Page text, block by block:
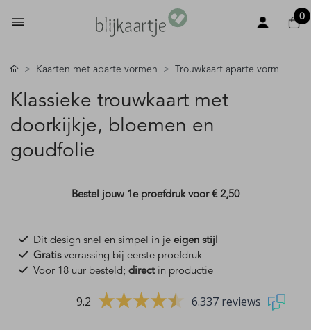
0
Kaarten met aparte vormen Trouwkaart aparte vorm
Klassieke trouwkaart met
doorkijkje, bloemen en
goudfolie
Bestel jouw 1e proefdruk voor€ 2,50
Dit design snel en simpel in je eigen stijl
Gratisverrassing bij eerste proefdruk
Voor 18 uur besteld; directin productie
9.2 6.337 reviews